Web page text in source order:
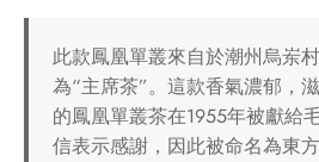
此款鳳凰單叢來自於潮州烏岽
為“主席茶”。這款香氣濃郁，
的鳳凰單叢茶在1955年被獻給
信表示感謝，因此被命名為東方